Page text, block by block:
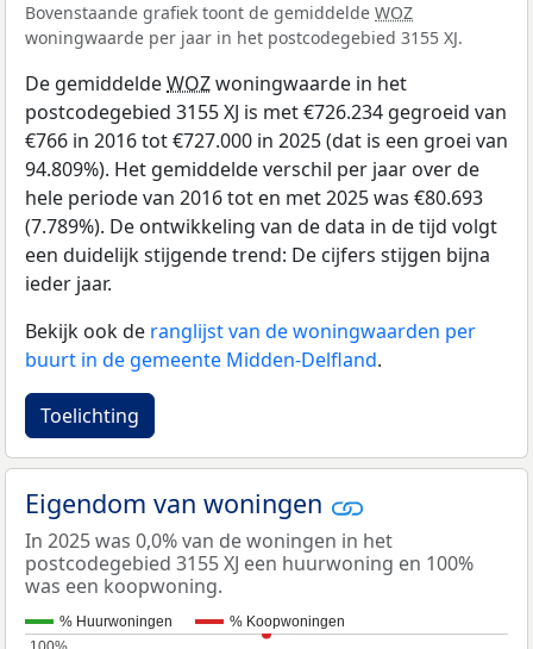
Bovenstaande grafiek toont de gemiddelde WOZ
woningwaarde per jaar in het postcodegebied 3155 XJ.
De gemiddeldeWOZwoningwaarde in het
postcodegebied 3155 XJ is met €726.234 gegroeid van
€766 in 2016 tot €727.000 in 2025 (dat is een groei van
94.809%). Het gemiddelde verschil per jaar over de
hele periode van 2016 tot en met 2025 was €80.693
(7.789%). De ontwikkeling van de data in de tijd volgt
een duidelijk stijgende trend: De cijfers stijgen bijna
ieder jaar.
Bekijk ook de ranglijst van de woningwaarden per
buurt in de gemeente Midden-Delfland.
Toelichting
Eigendom van woningen
In 2025 was 0,0% van de woningen in het
postcodegebied 3155 XJ een huurwoning en 100%
was een koopwoning.
% Huurwoningen
% Koopwoningen